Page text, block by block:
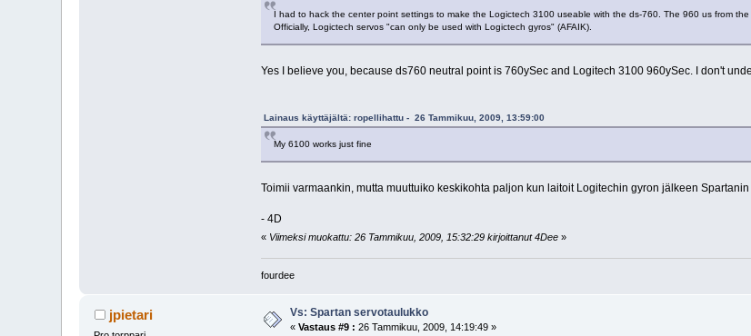
I had to hack the center point settings to make the Logictech 3100 useable with the ds-760. The 960 us from
Officially, Logictech servos "can only be used with Logictech gyros" (AFAIK).
Yes I believe you, because ds760 neutral point is 760ySec and Logitech 3100 960ySec. I don't
Lainaus käyttäjältä: ropellihattu - 26 Tammikuu, 2009, 13:59:00
My 6100 works just fine
Toimii varmaankin, mutta muuttuiko keskikohta paljon kun laitoit Logitechin gyron jälkeen
- 4D
« Viimeksi muokattu: 26 Tammikuu, 2009, 15:32:29 kirjoittanut 4Dee»
fourdee
jpietari Vs: Spartan servotaulukko
«Vastaus #9 : 26 Tammikuu, 2009, 14:19:49 »